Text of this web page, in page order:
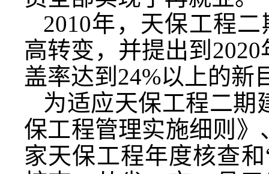
2010年，天保工程
高转变，并提出到
盖率达到24%以上的新
为适应天保工程二期
保工程管理实施细则
家天保工程年度核查